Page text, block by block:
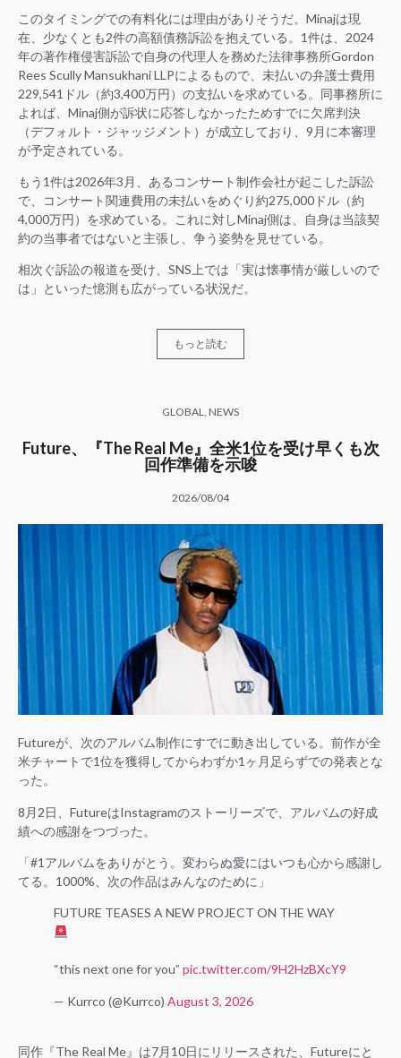
このタイミングでの有料化には理由がありそうだ。Minajは現
在、少なくとも2件の高額債務訴訟を抱えている。1件は、2024
年の著作権侵害訴訟で自身の代理人を務めた法律事務所Gordon
Rees Scully Mansukhani LLPによるもので、未払いの弁護士費用
229,541ドル（約3,400万円）の支払いを求めている。同事務所に
よれば、Minaj側が訴状に応答しなかったためすでに欠席判決
（デフォルト・ジャッジメント）が成立しており、9月に本審理
が予定されている。
もう1件は2026年3月、あるコンサート制作会社が起こした訴訟
で、コンサート関連費用の未払いをめぐり約275,000ドル（約
4,000万円）を求めている。これに対しMinaj側は、自身は当該契
約の当事者ではないと主張し、争う姿勢を見せている。
相次ぐ訴訟の報道を受け、SNS上では「実は懐事情が厳しいので
は」といった憶測も広がっている状況だ。
もっと読む
GLOBAL NEWS
Future、『The Real Me』全米1位を受け早くも次
回作準備を示唆
2026/08/04
Futureが、次のアルバム制作にすでに動き出している。前作が全
米チャートで1位を獲得してからわずか1ヶ月足らずでの発表とな
った。
8月2日、FutureはInstagramのストーリーズで、アルバムの好成
績への感謝をつづった。
「#1アルバムをありがとう。変わらぬ愛にはいつも心から感謝し
てる。1000%、次の作品はみんなのために」
FUTURE TEASES A NEW PROJECT ON THE WAY
“this next one for you” pic.twitter.com/9H2HzBXcY9
— Kurrco (@Kurrco) August 3, 2026
同作『The Real Me』は7月10日にリリースされた、Futureにと